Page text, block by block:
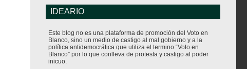
IDEARIO
Este blog no es una plataforma de promoción del Voto en
Blanco, sino un medio de castigo al mal gobierno y a la
política antidemocrática que utiliza el termino “Voto en
Blanco” por lo que conlleva de protesta y castigo al poder
inicuo.